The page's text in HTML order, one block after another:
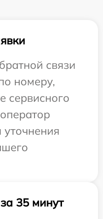
связи
номеру,
сервисного
35 минут